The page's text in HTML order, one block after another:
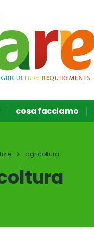
cosa facciamo
agricoltura